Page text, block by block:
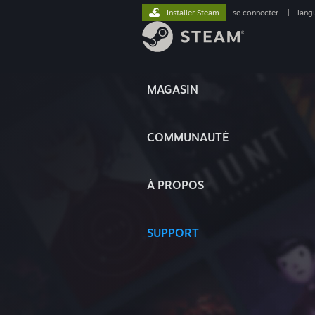
MAGASIN
COMMUNAUTÉ
À PROPOS
SUPPORT
Installer Steam se connecter